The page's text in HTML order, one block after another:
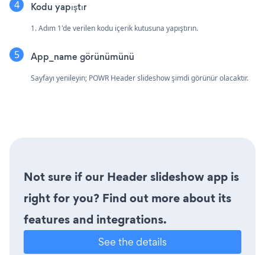
Kodu yapıştır
1. Adım 1'de verilen kodu içerik kutusuna yapıştırın.
App_name görünümünü
Sayfayı yenileyin; POWR Header slideshow şimdi görünür olacaktır.
Not sure if our Header slideshow app is
right for you? Find out more about its
features and integrations.
See the details